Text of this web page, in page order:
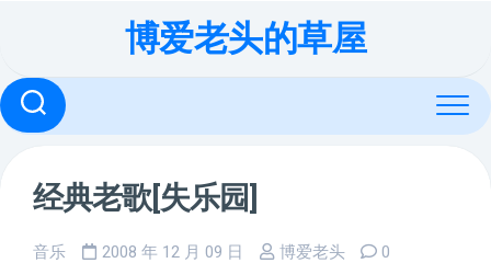
博爱老头的草屋
经典老歌[失乐园]
音乐 2008 年 12 月 09 日 博爱老头 0